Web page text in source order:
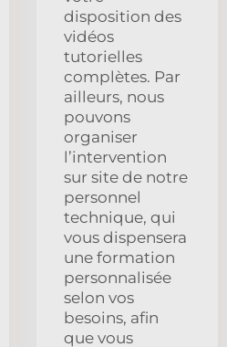
disposition des
vidéos
tutorielles
complètes. Par
ailleurs, nous
pouvons
organiser
l’intervention
sur site de notre
personnel
technique, qui
vous dispensera
une formation
personnalisée
selon vos
besoins, afin
que vous